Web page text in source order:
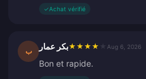
✓Achat vérifié
ب بكر عمار★ ★ ★ ★ Aug 6, 2026
Bon et rapide.